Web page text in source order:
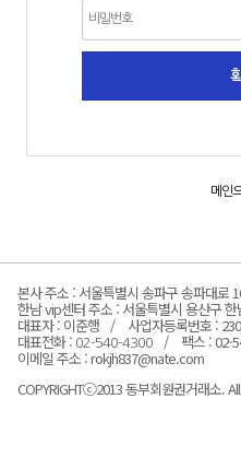
메인
본사 주소 : 서울특별시 송파구 송파대로
한남 vip센터 주소 : 서울특별시 용산구
대표자 : 이준행 사업자등록번호 :
대표전화 : 02-540-4300 팩스 : 02-
이메일 주소 : rokjh837@nate.com
COPYRIGHTⓒ2013 동부회원권거래소. All